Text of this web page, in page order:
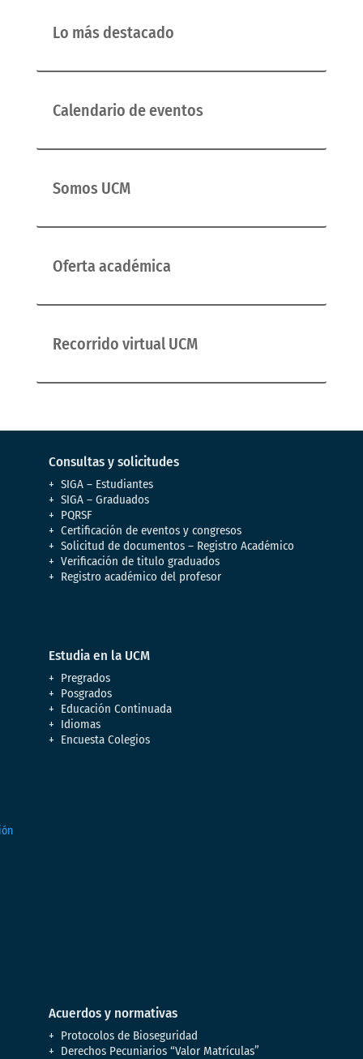
Lo más destacado
Calendario de eventos
Somos UCM
Oferta académica
Recorrido virtual UCM
Consultas y solicitudes
SIGA – Estudiantes
SIGA – Graduados
PQRSF
Certificación de eventos y congresos
Solicitud de documentos – Registro Académico
Verificación de titulo graduados
Registro académico del profesor
Estudia en la UCM
Pregrados
Posgrados
Educación Continuada
Idiomas
Encuesta Colegios
Acuerdos y normativas
Protocolos de Bioseguridad
Derechos Pecuniarios “Valor Matrículas”